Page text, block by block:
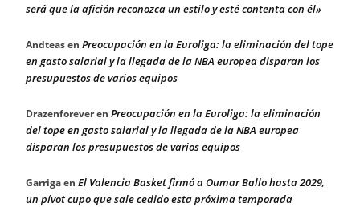
será que la afición reconozca un estilo y esté contenta con él»
Andteasen Preocupación en la Euroliga: la eliminación del tope
en gasto salarial y la llegada de la NBA europea disparan los
presupuestos de varios equipos
Drazenforeveren Preocupación en la Euroliga: la eliminación
del tope en gasto salarial y la llegada de la NBA europea
disparan los presupuestos de varios equipos
Garrigaen El Valencia Basket firmó a Oumar Ballo hasta 2029,
un pívot cupo que sale cedido esta próxima temporada